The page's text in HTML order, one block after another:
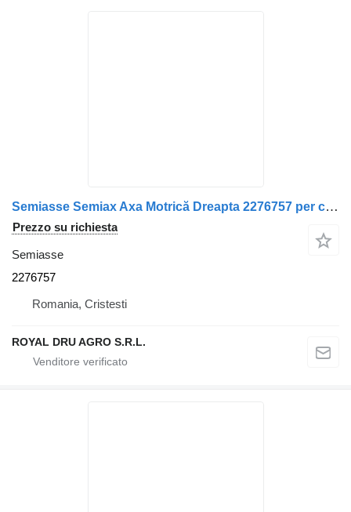
Semiasse Semiax Axa Motrică Dreapta 2276757 per camion Scania
Prezzo su richiesta
Semiasse
2276757
Romania, Cristesti
ROYAL DRU AGRO S.R.L.